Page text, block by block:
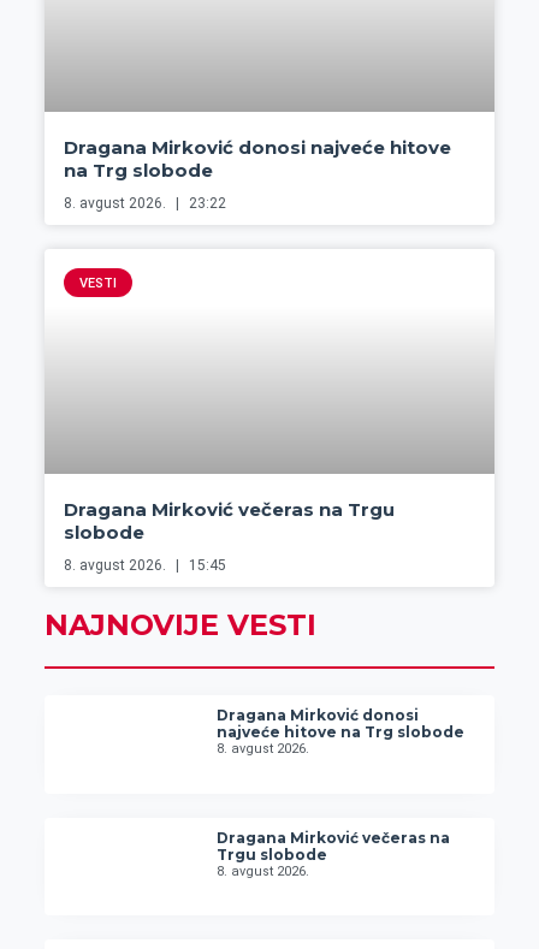
Dragana Mirković donosi najveće hitove
na Trg slobode
8. avgust 2026. 23:22
VESTI
Dragana Mirković večeras na Trgu
slobode
8. avgust 2026. 15:45
NAJNOVIJE VESTI
Dragana Mirković donosi
najveće hitove na Trg slobode
8. avgust 2026.
Dragana Mirković večeras na
Trgu slobode
8. avgust 2026.